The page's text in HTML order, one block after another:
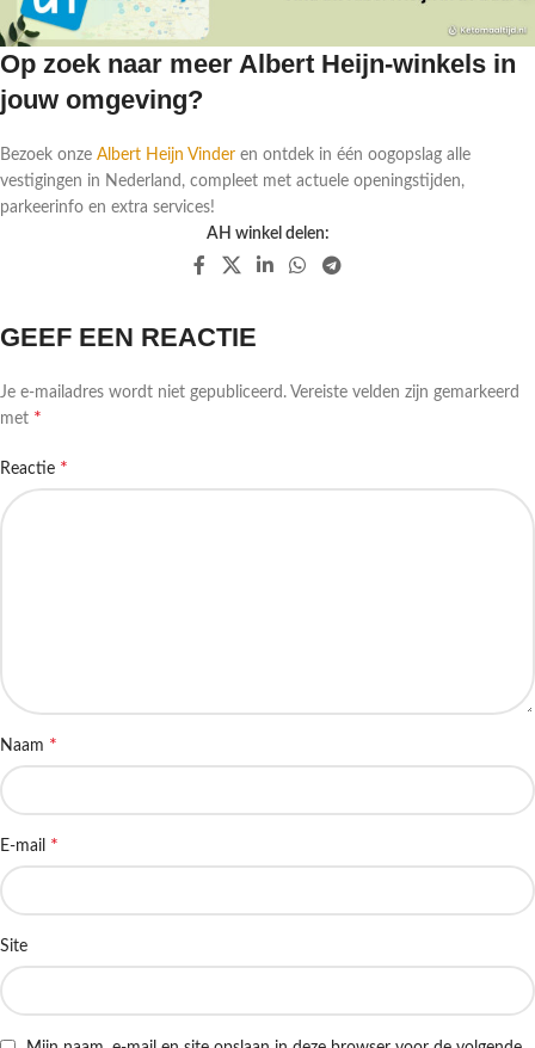
Op zoek naar meer Albert Heijn-winkels in
jouw omgeving?
Bezoek onze Albert Heijn Vinder en ontdek in één oogopslag alle
vestigingen in Nederland, compleet met actuele openingstijden,
parkeerinfo en extra services!
AH winkel delen:
GEEF EEN REACTIE
Je e-mailadres wordt niet gepubliceerd. Vereiste velden zijn gemarkeerd
met *
Reactie *
Naam *
E-mail *
Site